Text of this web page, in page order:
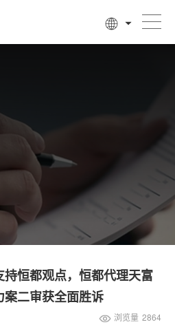
恒都观点，恒都代理天富
二审获全面胜诉
浏览量 2864